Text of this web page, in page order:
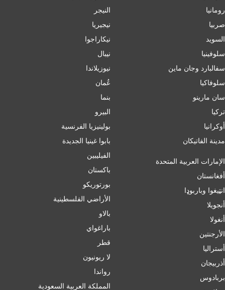
رومانيا
صربيا
السويد
سلوفينيا
سفالبارد وجان ماين
سلوفاكيا
سان مارينو
تركيا
أوكرانيا
مدينة الفاتيكان
الإمارات العربية المتحدة
أفغانستان
انټیغوا وباربوډا
أنجويلا
أنغولا
الأرجنتين
أسترالیا
أذربيجان
بربادوس
النيجر
نيجيريا
نيكاراجوا
نيبال
نيوزيلاندا
عُمان
بنما
البيرو
بولينيزيا الفرنسية
بابوا غينيا الجديدة
الفيليبين
باكستان
بورتوريكو
الأراضي الفلسطينية
بالاو
باراغواي
قطر
لا ريونيون
رواندا
المملكة العربية السعودية